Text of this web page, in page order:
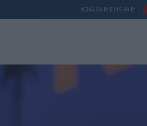
364.50 Ft 315.99 Ft